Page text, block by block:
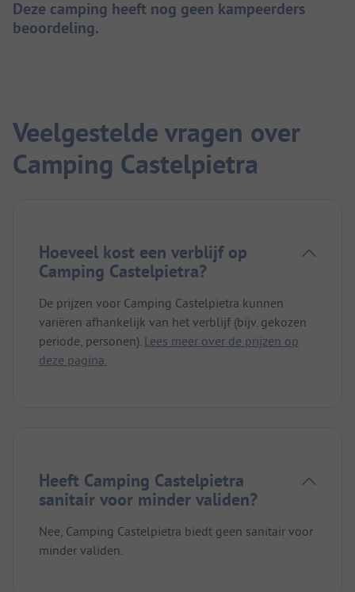
Deze camping heeft nog geen kampeerders
beoordeling.
Veelgestelde vragen over
Camping Castelpietra
Hoeveel kost een verblijf op
Camping Castelpietra?
De prijzen voor Camping Castelpietra kunnen
variëren afhankelijk van het verblijf (bijv. gekozen
periode, personen). Lees meer over de prijzen op
deze pagina.
Heeft Camping Castelpietra
sanitair voor minder validen?
Nee, Camping Castelpietra biedt geen sanitair voor
minder validen.